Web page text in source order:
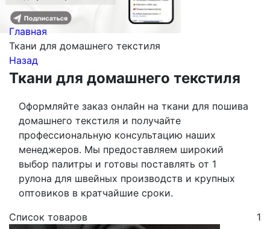
Главная
Ткани для домашнего текстиля
Назад
Ткани для домашнего текстиля
Оформляйте заказ онлайн на ткани для пошива
домашнего текстиля и получайте
профессиональную консультацию наших
менеджеров. Мы предоставляем широкий
выбор палитры и готовы поставлять от 1
рулона для швейных производств и крупных
оптовиков в кратчайшие сроки.
Список товаров
1